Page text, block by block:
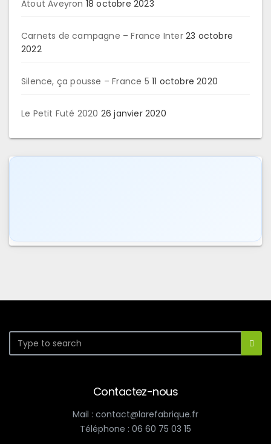
Atout Aveyron 18 octobre 2023
Carnets de campagne – France Inter 23 octobre
2022
Silence, ça pousse – France 5 11 octobre 2020
Le Petit Futé 2020 26 janvier 2020
Contactez-nous
Mail : contact@larefabrique.fr
Téléphone : 06 60 75 03 15